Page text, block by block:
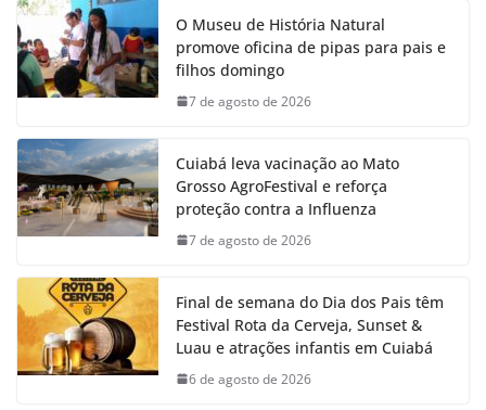
O Museu de História Natural
promove oficina de pipas para pais e
filhos domingo
7 de agosto de 2026
Cuiabá leva vacinação ao Mato
Grosso AgroFestival e reforça
proteção contra a Influenza
7 de agosto de 2026
Final de semana do Dia dos Pais têm
Festival Rota da Cerveja, Sunset &
Luau e atrações infantis em Cuiabá
6 de agosto de 2026